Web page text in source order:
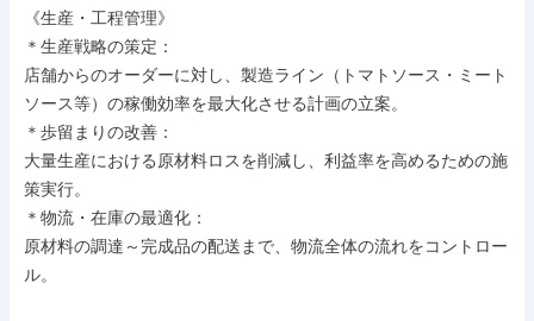
《生産・工程管理》
＊生産戦略の策定：
店舗からのオーダーに対し、製造ライン（トマトソース・ミート
ソース等）の稼働効率を最大化させる計画の立案。
＊歩留まりの改善：
大量生産における原材料ロスを削減し、利益率を高めるための施
策実行。
＊物流・在庫の最適化：
原材料の調達～完成品の配送まで、物流全体の流れをコントロー
ル。